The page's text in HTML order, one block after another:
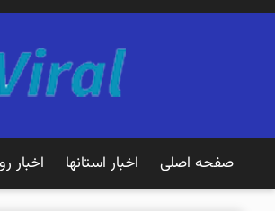
صفحه اصلی اخبار استانها اخبار